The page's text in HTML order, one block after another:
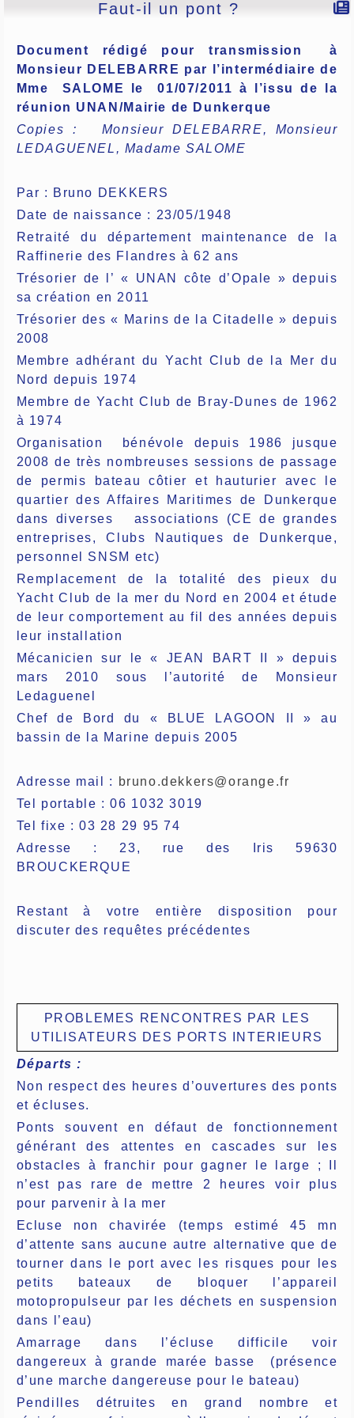
Faut-il un pont ?
Document rédigé pour transmission
à
Monsieur DELEBARRE par l’intermédiaire de
Mme
SALOME le
01/07/2011 à l’issu de la
réunion UNAN/Mairie de Dunkerque
Copies :
Monsieur DELEBARRE, Monsieur
LEDAGUENEL, Madame SALOME
Par : Bruno DEKKERS
Date de naissance : 23/05/1948
Retraité du département maintenance de la
Raffinerie des Flandres à 62 ans
Trésorier de l’ « UNAN côte d’Opale » depuis
sa création en 2011
Trésorier des « Marins de la Citadelle » depuis
2008
Membre adhérant du Yacht Club de la Mer du
Nord depuis 1974
Membre de Yacht Club de Bray-Dunes de 1962
à 1974
Organisation
bénévole depuis 1986 jusque
2008 de très nombreuses sessions de passage
de permis bateau côtier et hauturier avec le
quartier des Affaires Maritimes de Dunkerque
dans diverses
associations (CE de grandes
entreprises, Clubs Nautiques de Dunkerque,
personnel SNSM etc)
Remplacement de la totalité des pieux du
Yacht Club de la mer du Nord en 2004 et étude
de leur comportement au fil des années depuis
leur installation
Mécanicien sur le « JEAN BART II » depuis
mars 2010 sous l’autorité de Monsieur
Ledaguenel
Chef de Bord du « BLUE LAGOON II » au
bassin de la Marine depuis 2005
Adresse mail :
bruno.dekkers@orange.fr
Tel portable : 06 1032 3019
Tel fixe : 03 28 29 95 74
Adresse : 23, rue des Iris 59630
BROUCKERQUE
Restant à votre entière disposition pour
discuter des requêtes précédentes
PROBLEMES RENCONTRES PAR LES
UTILISATEURS DES PORTS INTERIEURS
Départs :
Non respect des heures d’ouvertures des ponts
et écluses.
Ponts souvent en défaut de fonctionnement
générant des attentes en cascades sur les
obstacles à franchir pour gagner le large ; Il
n’est pas rare de mettre 2 heures voir plus
pour parvenir à la mer
Ecluse non chavirée (temps estimé 45 mn
d’attente sans aucune autre alternative que de
tourner dans le port avec les risques pour les
petits bateaux de bloquer l’appareil
motopropulseur par les déchets en suspension
dans l’eau)
Amarrage dans l’écluse difficile voir
dangereux à grande marée basse
(présence
d’une marche dangereuse pour le bateau)
Pendilles détruites en grand nombre et